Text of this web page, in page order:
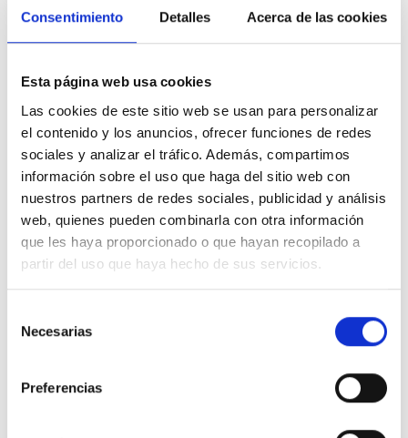
Consentimiento Detalles Acerca de las cookies
Esta página web usa cookies
Las cookies de este sitio web se usan para personalizar
el contenido y los anuncios, ofrecer funciones de redes
sociales y analizar el tráfico. Además, compartimos
información sobre el uso que haga del sitio web con
nuestros partners de redes sociales, publicidad y análisis
web, quienes pueden combinarla con otra información
que les haya proporcionado o que hayan recopilado a
partir del uso que haya hecho de sus servicios.
Necesarias
Preferencias
Phone
Message *
I have read and accept theTerms and Conditions
Send
Warehouse:Av. Antoni Gaudí, 60 08191 Rubí (Barcelona)